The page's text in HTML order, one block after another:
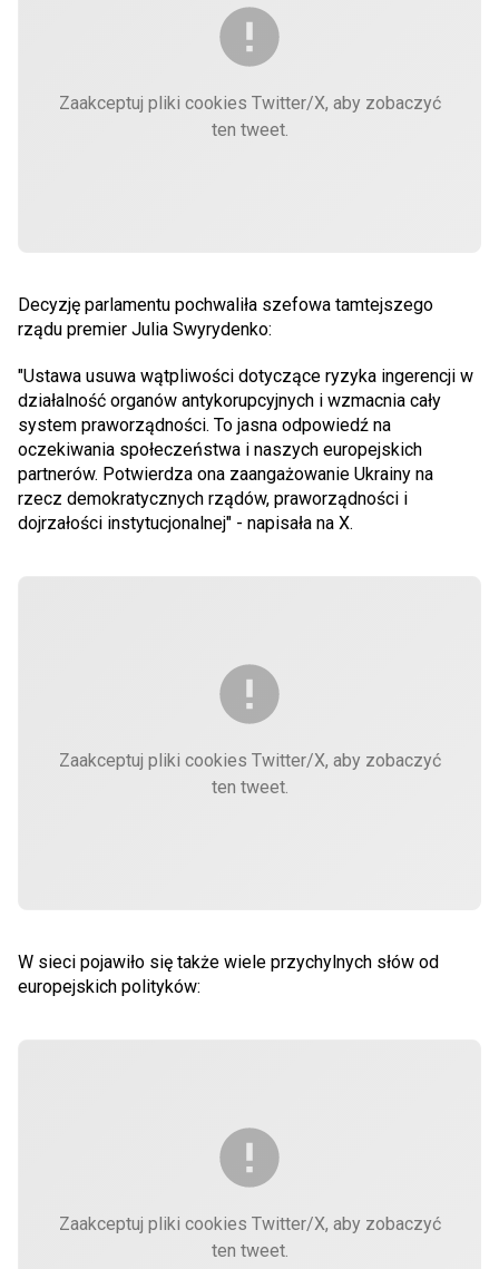
Zaakceptuj pliki cookies Twitter/X, aby zobaczyć
ten tweet.
Decyzję parlamentu pochwaliła szefowa tamtejszego
rządu premier Julia Swyrydenko:
"Ustawa usuwa wątpliwości dotyczące ryzyka ingerencji w
działalność organów antykorupcyjnych i wzmacnia cały
system praworządności. To jasna odpowiedź na
oczekiwania społeczeństwa i naszych europejskich
partnerów. Potwierdza ona zaangażowanie Ukrainy na
rzecz demokratycznych rządów, praworządności i
dojrzałości instytucjonalnej" - napisała na X.
Zaakceptuj pliki cookies Twitter/X, aby zobaczyć
ten tweet.
W sieci pojawiło się także wiele przychylnych słów od
europejskich polityków:
Zaakceptuj pliki cookies Twitter/X, aby zobaczyć
ten tweet.